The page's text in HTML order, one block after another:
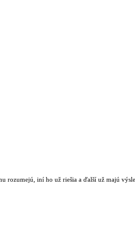
iní ho už riešia a ďalší už majú